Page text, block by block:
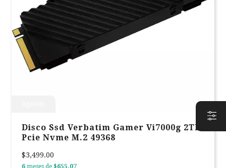
Disco Ssd Verbatim Gamer Vi7000g 2TB
Pcie Nvme M.2 49368
$3,499.00
6 meses de $655.07